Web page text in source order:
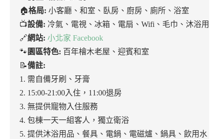
🏠格局: 小客廳、和室、臥房、廚房、廁所、浴室
📺設備: 冷氣、電視、冰箱、電扇、Wifi、毛巾、沐浴用
🔗網站: 小北家 Facebook
🐾 園區特色: 百年檜木老屋、迎賓和室
📝備註:
1. 需自備牙刷、牙膏
2. 15:00-21:00入住，11:00退房
3. 無提供寵物入住服務
4. 包棟一天一組客人，獨立衛浴
5. 提供沐浴用品、餐具、電鍋、電磁爐、鍋具、飲用水